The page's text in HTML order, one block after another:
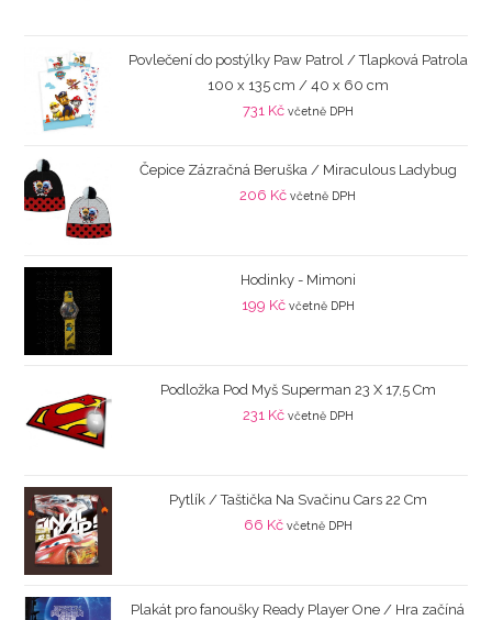
Povlečení do postýlky Paw Patrol / Tlapková Patrola
100 x 135 cm / 40 x 60 cm
731 Kč včetně DPH
Čepice Zázračná Beruška / Miraculous Ladybug
206 Kč včetně DPH
Hodinky - Mimoni
199 Kč včetně DPH
Podložka Pod Myš Superman 23 X 17,5 Cm
231 Kč včetně DPH
Pytlík / Taštička Na Svačinu Cars 22 Cm
66 Kč včetně DPH
Plakát pro fanoušky Ready Player One / Hra začíná